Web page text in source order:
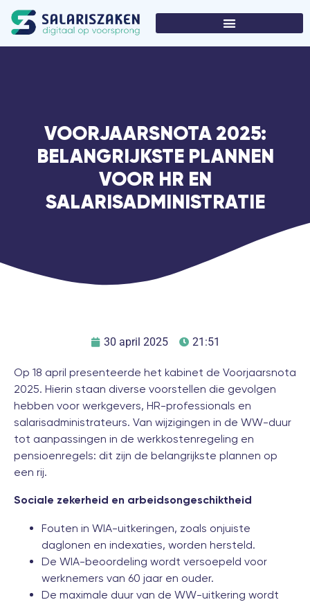
VOORJAARSNOTA 2025:
BELANGRIJKSTE PLANNEN
VOOR HR EN
SALARISADMINISTRATIE
30 april 2025 21:51
Op 18 april presenteerde het kabinet de Voorjaarsnota
2025. Hierin staan diverse voorstellen die gevolgen
hebben voor werkgevers, HR-professionals en
salarisadministrateurs. Van wijzigingen in de WW-duur
tot aanpassingen in de werkkostenregeling en
pensioenregels: dit zijn de belangrijkste plannen op
een rij.
Sociale zekerheid en arbeidsongeschiktheid
Fouten in WIA-uitkeringen, zoals onjuiste
daglonen en indexaties, worden hersteld.
De WIA-beoordeling wordt versoepeld voor
werknemers van 60 jaar en ouder.
De maximale duur van de WW-uitkering wordt